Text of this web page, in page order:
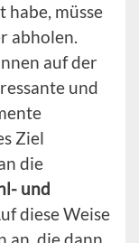
müsse
abholen.
auf der
und
Ziel
die
und
diese Weise